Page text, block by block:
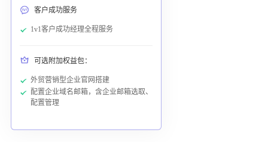
客户成功服务
1v1客户成功经理全程服务
可选附加权益包：
外贸营销型企业官网搭建
配置企业域名邮箱，含企业邮箱选取、
配置管理